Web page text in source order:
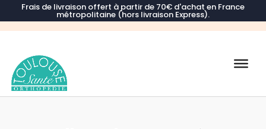
Frais de livraison offert à partir de 70€ d'achat en France
métropolitaine (hors livraison Express).
Recherche